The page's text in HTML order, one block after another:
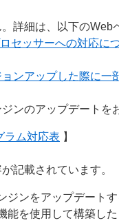
詳細は、以下の
セッサーへの対応に
ョンアップした際に一
ンのアップデート
ラム対応表 】
記載されています。
ジンをアップデート
能を使用して構築し